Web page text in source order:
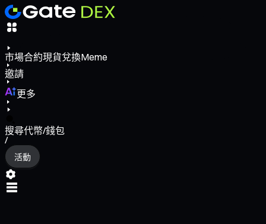
市場合約現貨兌換Meme
邀請
更多
搜尋代幣/錢包
/
活動